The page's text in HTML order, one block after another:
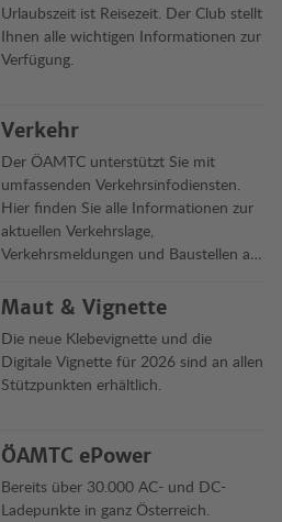
Urlaubszeit ist Reisezeit. Der Club stellt
Ihnen alle wichtigen Informationen zur
Verfügung.
Verkehr
Der ÖAMTC unterstützt Sie mit
umfassenden Verkehrsinfodiensten.
Hier finden Sie alle Informationen zur
aktuellen Verkehrslage,
Verkehrsmeldungen und Baustellen auf
einen Blick.
Maut & Vignette
Die neue Klebevignette und die
Digitale Vignette für 2026 sind an allen
Stützpunkten erhältlich.
ÖAMTC ePower
Bereits über 30.000 AC- und DC-
Ladepunkte in ganz Österreich.